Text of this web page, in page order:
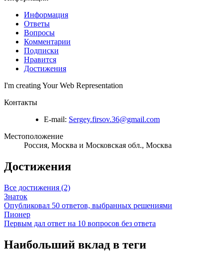
Информация
Ответы
Вопросы
Комментарии
Подписки
Нравится
Достижения
I'm creating Your Web Representation
Контакты
E-mail: Sergey.firsov.36@gmail.com
Местоположение
Россия, Москва и Московская обл., Москва
Достижения
Все достижения (2)
Знаток
Опубликовал 50 ответов, выбранных решениями
Пионер
Первым дал ответ на 10 вопросов без ответа
Наибольший вклад в теги